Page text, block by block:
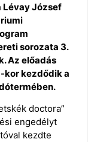
Lévay József
sorozata 3.
Az előadás
kor kezdődik a
doctora”
engedélyt
kezdte